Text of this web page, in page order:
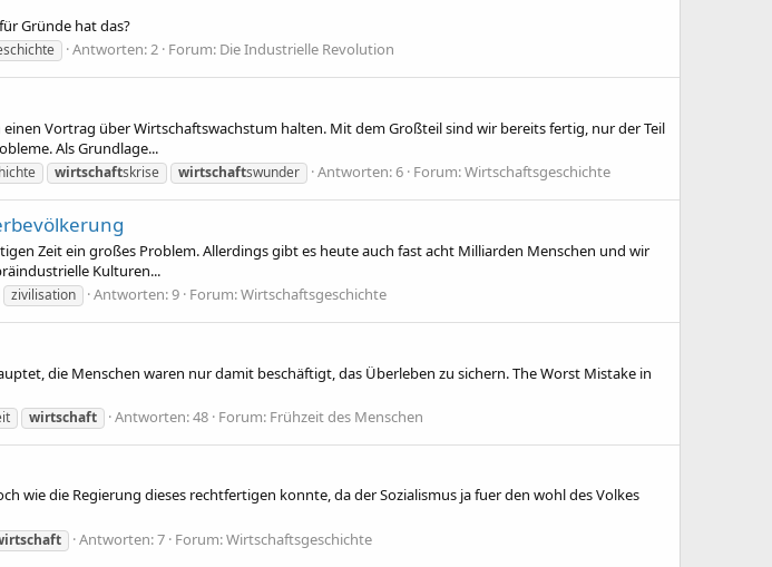
Gründe hat das?
Antworten: 2 Forum: Die Industrielle Revolution
Vortrag über Wirtschaftswachstum halten. Mit dem Großteil sind wir bereits fertig, nur der Teil
Als Grundlage...
wirtschaftskrise wirtschaftswunder Antworten: 6 Forum:Wirtschaftsgeschichte
Zeit ein großes Problem. Allerdings gibt es heute auch fast acht Milliarden Menschen und wir
Kulturen...
zivilisation Antworten: 9 Forum:Wirtschaftsgeschichte
die Menschen waren nur damit beschäftigt, das Überleben zu sichern. The Worst Mistake in
wirtschaft Antworten: 48 Forum: Frühzeit des Menschen
wie die Regierung dieses rechtfertigen konnte, da der Sozialismus ja fuer den wohl des Volkes
Antworten: 7 Forum:Wirtschaftsgeschichte